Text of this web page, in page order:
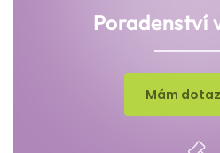
Poradenství
Mám dotaz